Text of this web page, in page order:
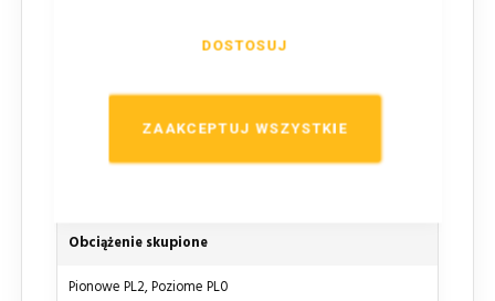
ZAAKCEPTUJ WSZYSTKIE
DOSTOSUJ
Obciążenie skupione
Pionowe PL2, Poziome PL0